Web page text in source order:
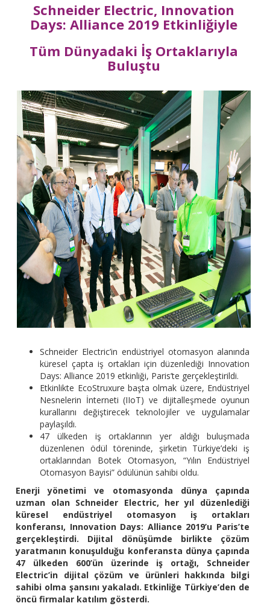
Schneider Electric, Innovation
Days: Alliance 2019 Etkinliğiyle
Tüm Dünyadaki İş Ortaklarıyla
Buluştu
Schneider Electric’in endüstriyel otomasyon alanında
küresel çapta iş ortakları için düzenlediği Innovation
Days: Alliance 2019 etkinliği, Paris’te gerçekleştirildi.
Etkinlikte EcoStruxure başta olmak üzere, Endüstriyel
Nesnelerin İnterneti (IIoT) ve dijitalleşmede oyunun
kurallarını değiştirecek teknolojiler ve uygulamalar
paylaşıldı.
47 ülkeden iş ortaklarının yer aldığı buluşmada
düzenlenen ödül töreninde, şirketin Türkiye’deki iş
ortaklarından Botek Otomasyon, “Yılın Endüstriyel
Otomasyon Bayisi” ödülünün sahibi oldu.
Enerji yönetimi ve otomasyonda dünya çapında
uzman olan Schneider Electric, her yıl düzenlediği
küresel endüstriyel otomasyon iş ortakları
konferansı, Innovation Days: Alliance 2019’u Paris’te
gerçekleştirdi. Dijital dönüşümde birlikte çözüm
yaratmanın konuşulduğu konferansta dünya çapında
47 ülkeden 600’ün üzerinde iş ortağı, Schneider
Electric’in dijital çözüm ve ürünleri hakkında bilgi
sahibi olma şansını yakaladı. Etkinliğe Türkiye’den de
öncü firmalar katılım gösterdi.